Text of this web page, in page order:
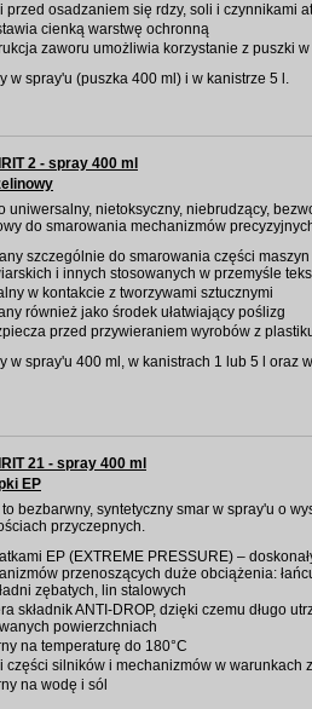
przed osadzaniem się rdzy, soli i czynnikami
cienką warstwę ochronną
zaworu umożliwia korzystanie z puszki
w spray'u (puszka 400 ml) i w kanistrze 5 l.
2 - spray 400 ml
uniwersalny, nietoksyczny, niebrudzący,
do smarowania mechanizmów
szczególnie do smarowania części
i innych stosowanych w przemyśle
w kontakcie z tworzywami sztucznymi
również jako środek ułatwiający poślizg
przed przywieraniem wyrobów z
w spray'u 400 ml, w kanistrach 1 lub 5 l oraz
21 - spray 400 ml
EP
bezbarwny, syntetyczny smar w spray'u o
przyczepnych.
EP (EXTREME PRESSURE) –
przenoszących duże obciążenia:
zębatych, lin stalowych
składnik ANTI-DROP, dzięki czemu długo
powierzchniach
na temperaturę do 180°C
części silników i mechanizmów w warunkach
na wodę i sól